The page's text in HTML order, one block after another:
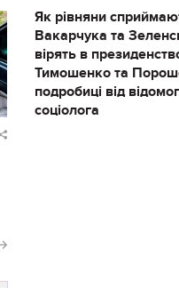
Як рівняни
Вакарчука та
вірять в
Тимошенко та
подробиці від
соціолога